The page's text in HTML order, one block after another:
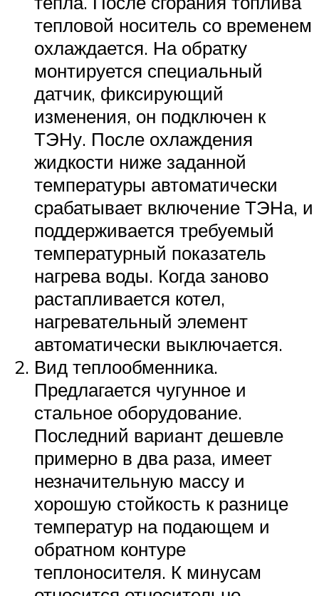
тепловой носитель со временем
охлаждается. На обратку
монтируется специальный
датчик, фиксирующий
изменения, он подключен к
ТЭНу. После охлаждения
жидкости ниже заданной
температуры автоматически
срабатывает включение ТЭНа, и
поддерживается требуемый
температурный показатель
нагрева воды. Когда заново
растапливается котел,
нагревательный элемент
автоматически выключается.
Вид теплообменника.
Предлагается чугунное и
стальное оборудование.
Последний вариант дешевле
примерно в два раза, имеет
незначительную массу и
хорошую стойкость к разнице
температур на подающем и
обратном контуре
теплоносителя. К минусам